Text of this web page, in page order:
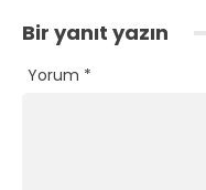
Bir yanıt yazın
Yorum *